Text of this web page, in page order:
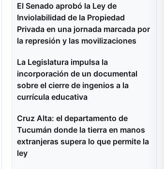
El Senado aprobó la Ley de
Inviolabilidad de la Propiedad
Privada en una jornada marcada por
la represión y las movilizaciones
La Legislatura impulsa la
incorporación de un documental
sobre el cierre de ingenios a la
currícula educativa
Cruz Alta: el departamento de
Tucumán donde la tierra en manos
extranjeras supera lo que permite la
ley